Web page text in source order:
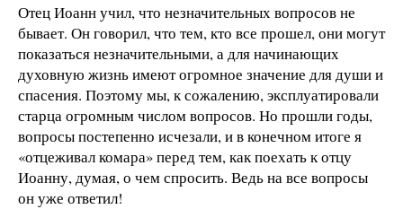
Отец Иоанн учил, что незначительных вопросов не
бывает. Он говорил, что тем, кто все прошел, они могут
показаться незначительными, а для начинающих
духовную жизнь имеют огромное значение для души и
спасения. Поэтому мы, к сожалению, эксплуатировали
старца огромным числом вопросов. Но прошли годы,
вопросы постепенно исчезали, и в конечном итоге я
«отцеживал комара» перед тем, как поехать к отцу
Иоанну, думая, о чем спросить. Ведь на все вопросы
он уже ответил!